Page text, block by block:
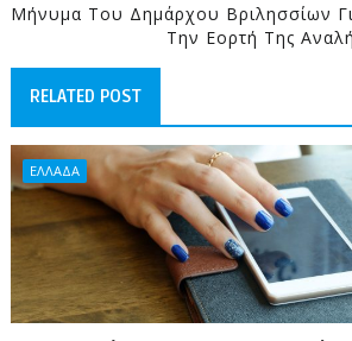
Μήνυμα Του Δημάρχου Βριλησσίων
Την Εορτή Της
RELATED POST
ΕΛΛΑΔΑ